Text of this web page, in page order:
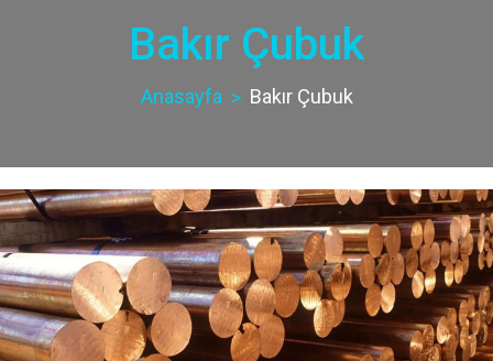
Bakır Çubuk
Anasayfa Bakır Çubuk